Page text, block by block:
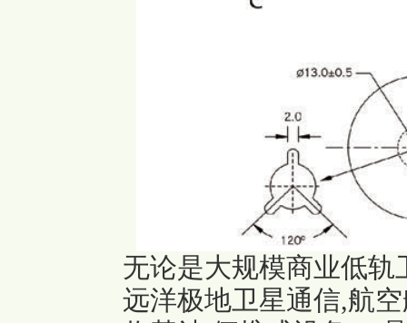
无论是大规模商业低
远洋极地卫星通信,航